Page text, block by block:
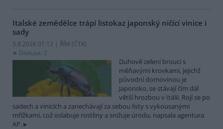
Italské zemědělce trápí listokaz japonský ničící vinice i
sady
5.8.2026 01:12 | ŘÍM (ČTK)
Diskuse: 2
Duhově zelení brouci s
měňavými krovkami, jejichž
původní domovinou je
Japonsko, se stávají čím dál
větší hrozbou v Itálii. Rojí se po
sadech a vinicích a zanechávají za sebou listy s vykousanými
mřížkami, což oslabuje rostliny a snižuje úrodu, napsala agentura
AP.